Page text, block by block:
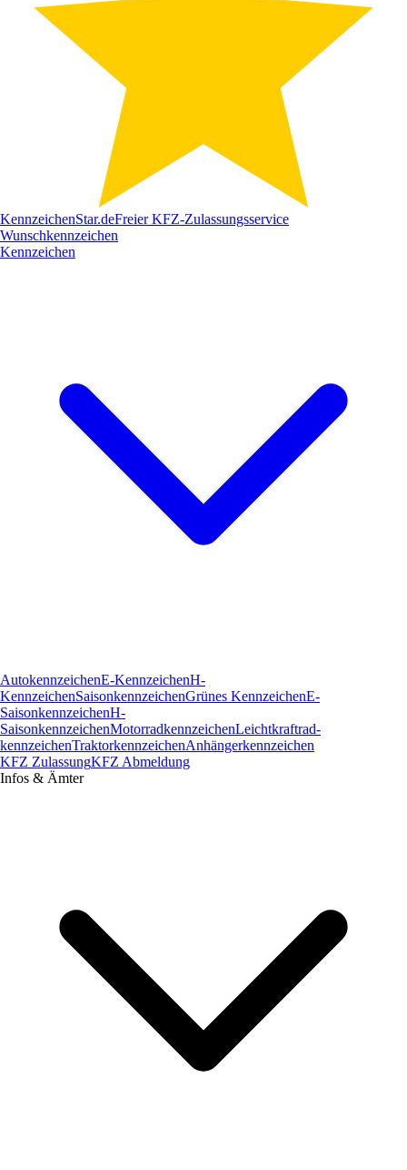
KennzeichenStar.deFreier KFZ-Zulassungsservice
Wunschkennzeichen
Kennzeichen
AutokennzeichenE-KennzeichenH-
KennzeichenSaisonkennzeichenGrünes KennzeichenE-
SaisonkennzeichenH-
SaisonkennzeichenMotorradkennzeichenLeichtkraftrad­
kennzeichenTraktorkennzeichenAnhängerkennzeichen
KFZ ZulassungKFZ Abmeldung
Infos & Ämter